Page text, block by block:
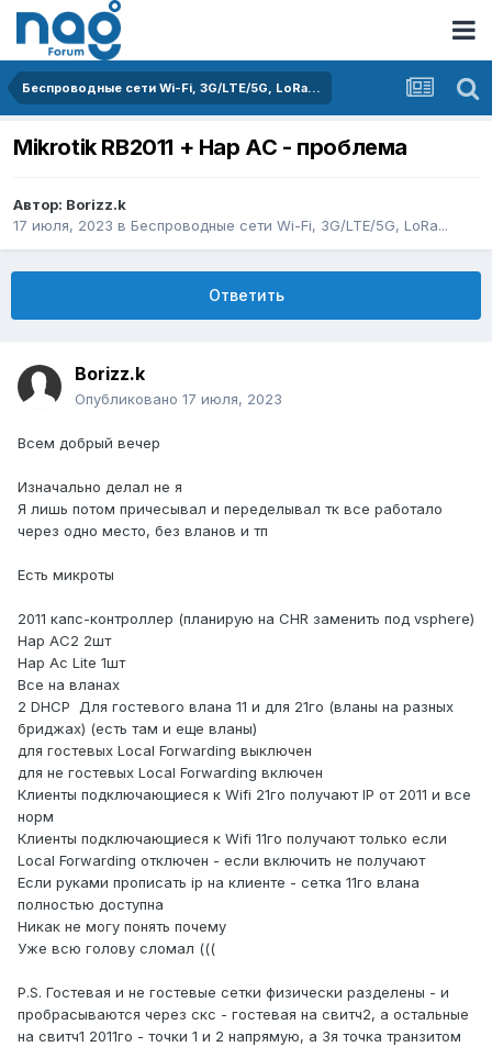
Беспроводные сети Wi-Fi, 3G/LTE/5G, LoRa...
Mikrotik RB2011 + Hap AC - проблема
Автор: Borizz.k
17 июля, 2023 в Беспроводные сети Wi-Fi, 3G/LTE/5G, LoRa...
Ответить
Borizz.k
Опубликовано 17 июля, 2023
Всем добрый вечер
Изначально делал не я
Я лишь потом причесывал и переделывал тк все работало
через одно место, без вланов и тп
Есть микроты
2011 капс-контроллер (планирую на CHR заменить под vsphere)
Hap AC2 2шт
Hap Ac Lite 1шт
Все на вланах
2 DHCP Для гостевого влана 11 и для 21го (вланы на разных
бриджах) (есть там и еще вланы)
для гостевых Local Forwarding выключен
для не гостевых Local Forwarding включен
Клиенты подключающиеся к Wifi 21го получают IP от 2011 и все
норм
Клиенты подключающиеся к Wifi 11го получают только если
Local Forwarding отключен - если включить не получают
Если руками прописать ip на клиенте - сетка 11го влана
полностью доступна
Никак не могу понять почему
Уже всю голову сломал (((
P.S. Гостевая и не гостевые сетки физически разделены - и
пробрасываются через скс - гостевая на свитч2, а остальные
на свитч1 2011го - точки 1 и 2 напрямую, а 3я точка транзитом